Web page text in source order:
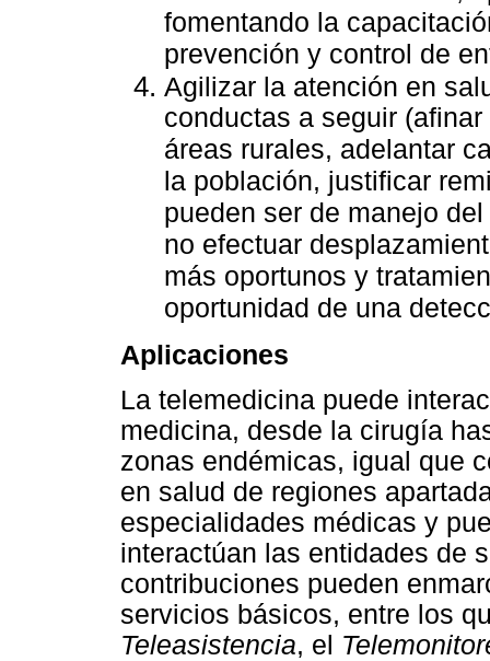
fomentando la
prevención y control de
Agilizar la atención en
conductas a seguir
áreas rurales, adelantar
la población, justificar
pueden ser de manejo
no efectuar
más oportunos y
oportunidad de una
Aplicaciones
La telemedicina puede
medicina, desde la cirugía
zonas endémicas, igual que
en salud de regiones
especialidades médicas y
interactúan las entidades de
contribuciones pueden
servicios básicos, entre los
Teleasistencia, el